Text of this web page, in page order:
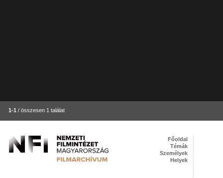
1-1 / összesen 1 találat
Főoldal
Témák
Személyek
Helyek